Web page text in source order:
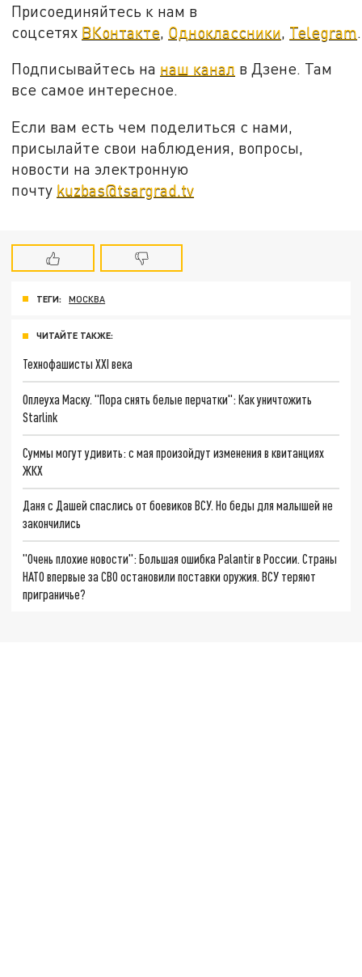
Присоединяйтесь к нам в
соцсетях ВКонтакте, Одноклассники, Telegram.
Подписывайтесь на наш канал в Дзене. Там
все самое интересное.
Если вам есть чем поделиться с нами,
присылайте свои наблюдения, вопросы,
новости на электронную
почту kuzbas@tsargrad.tv
ТЕГИ: МОСКВА
ЧИТАЙТЕ ТАКЖЕ:
Технофашисты XXI века
Оплеуха Маску. "Пора снять белые перчатки": Как уничтожить
Starlink
Суммы могут удивить: с мая произойдут изменения в квитанциях
ЖКХ
Даня с Дашей спаслись от боевиков ВСУ. Но беды для малышей не
закончились
"Очень плохие новости": Большая ошибка Palantir в России. Страны
НАТО впервые за СВО остановили поставки оружия. ВСУ теряют
приграничье?